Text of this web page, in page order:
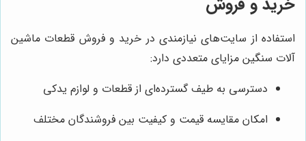
استفاده از سایت‌های نیازمندی در خرید و فروش قطعات ماشین
آلات سنگین مزایای متعددی دارد:
دسترسی به طیف گسترده‌ای از قطعات و لوازم یدکی
امکان مقایسه قیمت و کیفیت بین فروشندگان مختلف